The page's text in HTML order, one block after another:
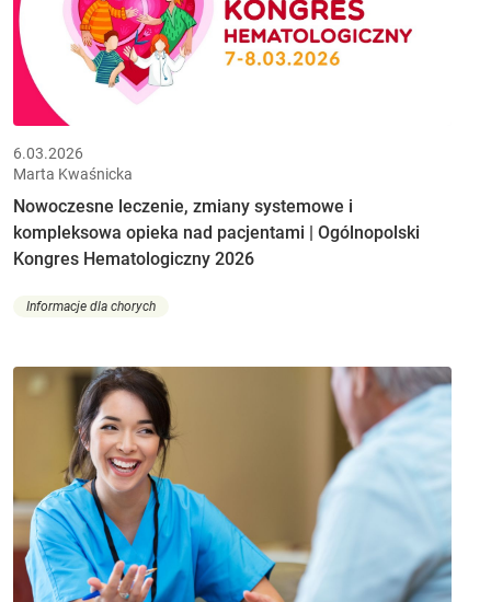
6.03.2026
Marta Kwaśnicka
Nowoczesne leczenie, zmiany systemowe i
kompleksowa opieka nad pacjentami | Ogólnopolski
Kongres Hematologiczny 2026
Informacje dla chorych